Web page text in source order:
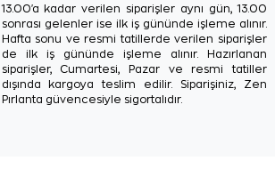
13.00'a kadar verilen siparişler aynı gün, 13.00
sonrası gelenler ise ilk iş gününde işleme alınır.
Hafta sonu ve resmi tatillerde verilen siparişler
de ilk iş gününde işleme alınır. Hazırlanan
siparişler, Cumartesi, Pazar ve resmi tatiller
dışında kargoya teslim edilir. Siparişiniz, Zen
Pırlanta güvencesiyle sigortalıdır.